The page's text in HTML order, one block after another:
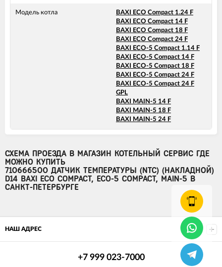
Модель котла
BAXI ECO Compact 1.24 F
BAXI ECO Compact 14 F
BAXI ECO Compact 18 F
BAXI ECO Compact 24 F
BAXI ECO-5 Compact 1.14 F
BAXI ECO-5 Compact 14 F
BAXI ECO-5 Compact 18 F
BAXI ECO-5 Compact 24 F
BAXI ECO-5 Compact 24 F
GPL
BAXI MAIN-5 14 F
BAXI MAIN-5 18 F
BAXI MAIN-5 24 F
СХЕМА ПРОЕЗДА В МАГАЗИН КОТЕЛЬНЫЙ СЕРВИС ГДЕ
МОЖНО КУПИТЬ
710666500 ДАТЧИК ТЕМПЕРАТУРЫ (NTC) (НАКЛАДНОЙ)
D14 BAXI ECO COMPACT, ECO-5 COMPACT, MAIN-5 В
САНКТ-ПЕТЕРБУРГЕ
НАШ АДРЕС
+7 999 023-7000